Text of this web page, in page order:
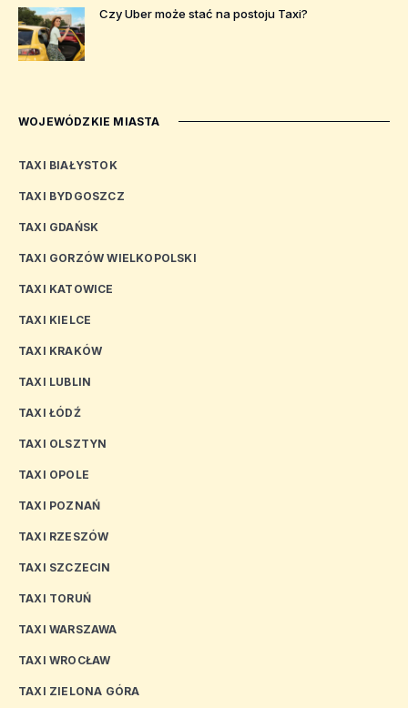
Czy Uber może stać na postoju Taxi?
WOJEWÓDZKIE MIASTA
TAXI BIAŁYSTOK
TAXI BYDGOSZCZ
TAXI GDAŃSK
TAXI GORZÓW WIELKOPOLSKI
TAXI KATOWICE
TAXI KIELCE
TAXI KRAKÓW
TAXI LUBLIN
TAXI ŁÓDŹ
TAXI OLSZTYN
TAXI OPOLE
TAXI POZNAŃ
TAXI RZESZÓW
TAXI SZCZECIN
TAXI TORUŃ
TAXI WARSZAWA
TAXI WROCŁAW
TAXI ZIELONA GÓRA